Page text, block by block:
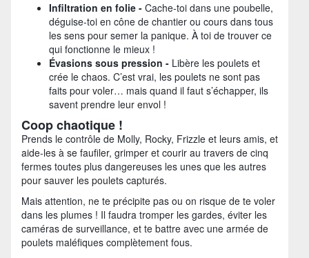
Infiltration en folie - Cache-toi dans une poubelle,
déguise-toi en cône de chantier ou cours dans tous
les sens pour semer la panique. À toi de trouver ce
qui fonctionne le mieux !
Évasions sous pression - Libère les poulets et
crée le chaos. C’est vrai, les poulets ne sont pas
faits pour voler… mais quand il faut s’échapper, ils
savent prendre leur envol !
Coop chaotique !
Prends le contrôle de Molly, Rocky, Frizzle et leurs amis, et
aide-les à se faufiler, grimper et courir au travers de cinq
fermes toutes plus dangereuses les unes que les autres
pour sauver les poulets capturés.
Mais attention, ne te précipite pas ou on risque de te voler
dans les plumes ! Il faudra tromper les gardes, éviter les
caméras de surveillance, et te battre avec une armée de
poulets maléfiques complètement fous.